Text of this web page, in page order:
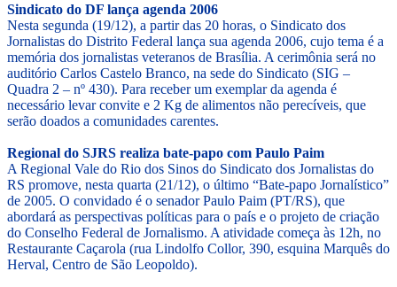
Sindicato do DF lança agenda 2006
Nesta segunda (19/12), a partir das 20 horas, o Sindicato dos
Jornalistas do Distrito Federal lança sua agenda 2006, cujo tema é a
memória dos jornalistas veteranos de Brasília. A cerimônia será no
auditório Carlos Castelo Branco, na sede do Sindicato (SIG –
Quadra 2 – nº 430). Para receber um exemplar da agenda é
necessário levar convite e 2 Kg de alimentos não perecíveis, que
serão doados a comunidades carentes.
Regional do SJRS realiza bate-papo com Paulo Paim
A Regional Vale do Rio dos Sinos do Sindicato dos Jornalistas do
RS promove, nesta quarta (21/12), o último “Bate-papo Jornalístico”
de 2005. O convidado é o senador Paulo Paim (PT/RS), que
abordará as perspectivas políticas para o país e o projeto de criação
do Conselho Federal de Jornalismo. A atividade começa às 12h, no
Restaurante Caçarola (rua Lindolfo Collor, 390, esquina Marquês do
Herval, Centro de São Leopoldo).